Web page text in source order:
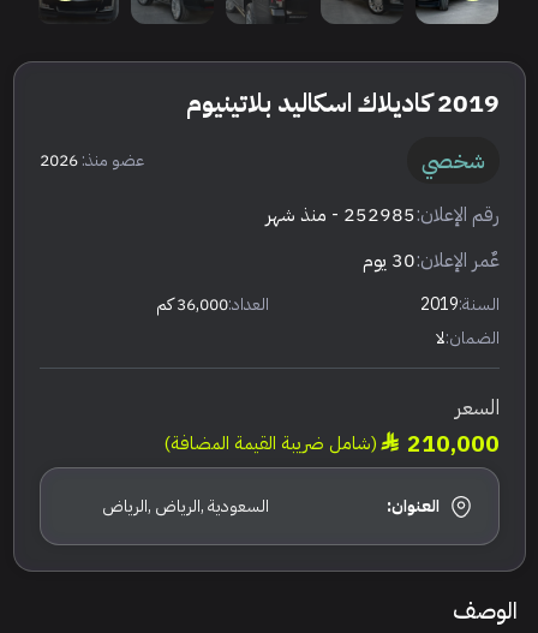
2019 كاديلاك اسكاليد بلاتينيوم
شخصي عضو منذ:2026
رقم الإعلان:252985 - منذ شهر
عٌمر الإعلان:30 يوم
السنة:2019 العداد:36,000 كم
الضمان:لا
السعر
210,000 (شامل ضريبة القيمة المضافة)
العنوان: السعودية ,الرياض ,الرياض
الوصف